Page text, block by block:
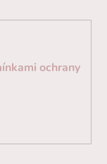
ochrany